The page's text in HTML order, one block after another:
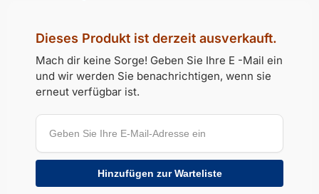
Dieses Produkt ist derzeit ausverkauft.
Mach dir keine Sorge! Geben Sie Ihre E -Mail ein
und wir werden Sie benachrichtigen, wenn sie
erneut verfügbar ist.